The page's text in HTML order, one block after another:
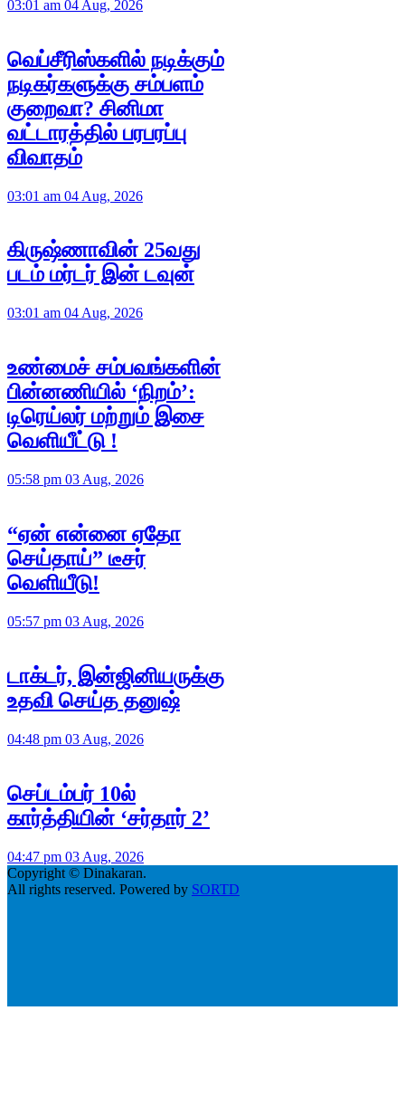
03:01 am 04 Aug, 2026
வெப்சீரிஸ்களில் நடிக்கும்
நடிகர்களுக்கு சம்பளம்
குறைவா? சினிமா
வட்டாரத்தில் பரபரப்பு
விவாதம்
03:01 am 04 Aug, 2026
கிருஷ்ணாவின் 25வது
படம் மர்டர் இன் டவுன்
03:01 am 04 Aug, 2026
உண்மைச் சம்பவங்களின்
பின்னணியில் ‘நிறம்’:
டிரெய்லர் மற்றும் இசை
வெளியீட்டு !
05:58 pm 03 Aug, 2026
“ஏன் என்னை ஏதோ
செய்தாய்” டீசர்
வெளியீடு!
05:57 pm 03 Aug, 2026
டாக்டர், இன்ஜினியருக்கு
உதவி செய்த தனுஷ்
04:48 pm 03 Aug, 2026
செப்டம்பர் 10ல்
கார்த்தியின் ‘சர்தார் 2’
04:47 pm 03 Aug, 2026
Copyright © Dinakaran.
All rights reserved. Powered by SORTD